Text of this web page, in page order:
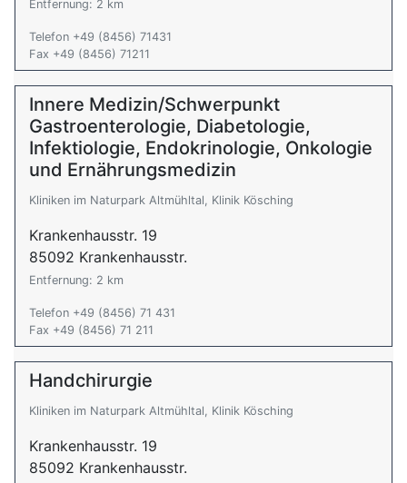
Entfernung: 2 km
Telefon +49 (8456) 71431
Fax +49 (8456) 71211
Innere Medizin/Schwerpunkt
Gastroenterologie, Diabetologie,
Infektiologie, Endokrinologie, Onkologie
und Ernährungsmedizin
Kliniken im Naturpark Altmühltal, Klinik Kösching
Krankenhausstr. 19
85092 Krankenhausstr.
Entfernung: 2 km
Telefon +49 (8456) 71 431
Fax +49 (8456) 71 211
Handchirurgie
Kliniken im Naturpark Altmühltal, Klinik Kösching
Krankenhausstr. 19
85092 Krankenhausstr.